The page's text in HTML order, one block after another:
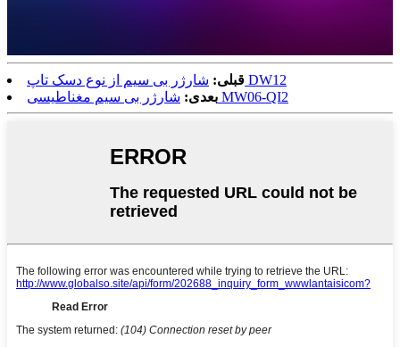
قبلی: شارژر بی سیم از نوع دسک تاپ DW12
بعدی: شارژر بی سیم مغناطیسی MW06-QI2